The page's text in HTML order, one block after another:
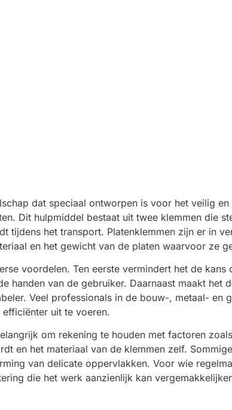
dat speciaal ontworpen is voor het veilig
Dit hulpmiddel bestaat uit twee klemmen die
tijdens het transport. Platenklemmen zijn er in
en het gewicht van de platen waarvoor ze
voordelen. Ten eerste vermindert het de kans
handen van de gebruiker. Daarnaast maakt het
Veel professionals in de bouw-, metaal- en
uit te voeren.
om rekening te houden met factoren
en het materiaal van de klemmen zelf.
van delicate oppervlakken. Voor wie
die het werk aanzienlijk kan